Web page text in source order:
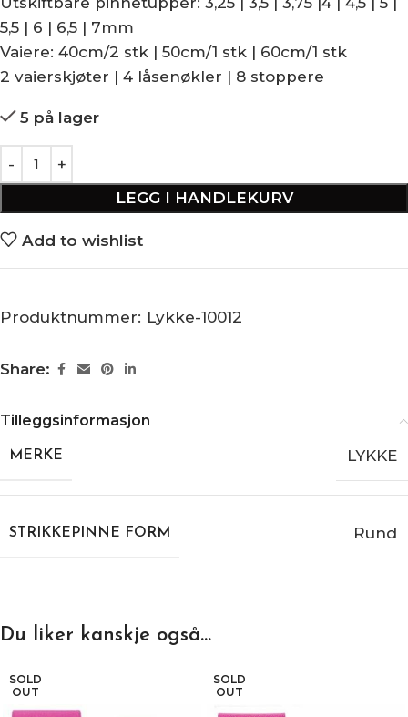
5,5 | 6 | 6,5 | 7mm
Vaiere: 40cm/2 stk | 50cm/1 stk | 60cm/1 stk
2 vaierskjøter | 4 låsenøkler | 8 stoppere
5 på lager
LEGG I HANDLEKURV
Add to wishlist
Produktnummer: Lykke-10012
Share:
Tilleggsinformasjon
MERKE LYKKE
STRIKKEPINNE FORM Rund
Du liker kanskje også…
SOLD
OUT
SOLD
OUT